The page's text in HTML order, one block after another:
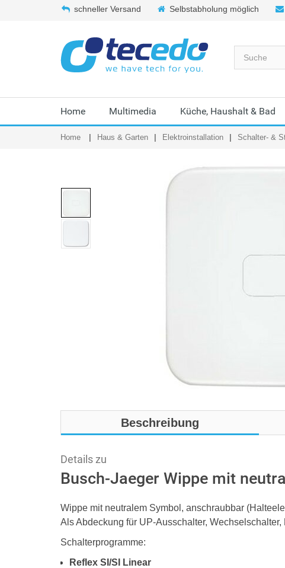
schneller Versand Selbstabholung möglich
Home Multimedia Küche, Haushalt & Bad
Home Haus & Garten Elektroinstallation Schalter- &
Beschreibung
Details zu
Busch-Jaeger Wippe mit
Wippe mit neutralem Symbol, anschraubbar
Als Abdeckung für UP-Ausschalter, Wechselschalter,
Schalterprogramme:
Reflex SI/SI Linear